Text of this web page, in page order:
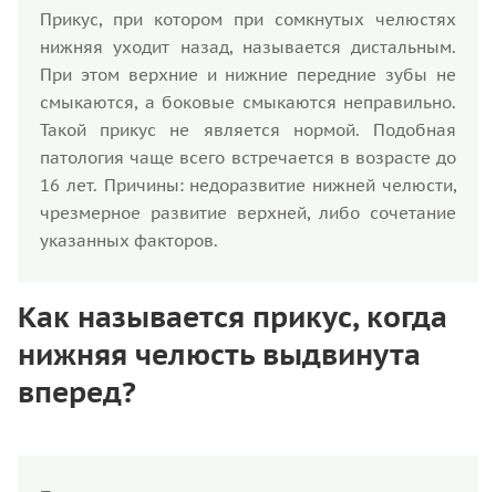
Прикус, при котором при сомкнутых челюстях
нижняя уходит назад, называется дистальным.
При этом верхние и нижние передние зубы не
смыкаются, а боковые смыкаются неправильно.
Такой прикус не является нормой. Подобная
патология чаще всего встречается в возрасте до
16 лет. Причины: недоразвитие нижней челюсти,
чрезмерное развитие верхней, либо сочетание
указанных факторов.
Как называется прикус, когда
нижняя челюсть выдвинута
вперед?